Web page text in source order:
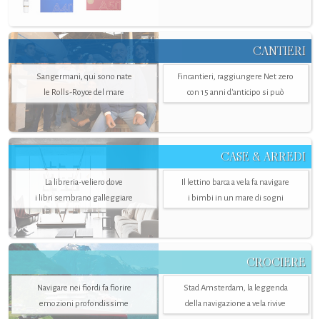
CANTIERI
Sangermani, qui sono nate
le Rolls-Royce del mare
Fincantieri, raggiungere Net zero
con 15 anni d'anticipo si può
CASE & ARREDI
La libreria-veliero dove
i libri sembrano galleggiare
Il lettino barca a vela fa navigare
i bimbi in un mare di sogni
CROCIERE
Navigare nei fiordi fa fiorire
emozioni profondissime
Stad Amsterdam, la leggenda
della navigazione a vela rivive